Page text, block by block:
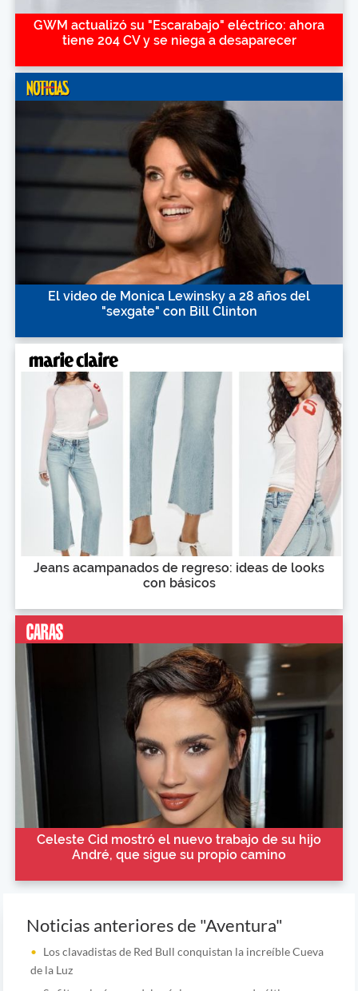
GWM actualizó su "Escarabajo" eléctrico: ahora
tiene 204 CV y se niega a desaparecer
El video de Monica Lewinsky a 28 años del
"sexgate" con Bill Clinton
Jeans acampanados de regreso: ideas de looks
con básicos
Celeste Cid mostró el nuevo trabajo de su hijo
André, que sigue su propio camino
Noticias anteriores de "Aventura"
Los clavadistas de Red Bull conquistan la increíble Cueva
de la Luz